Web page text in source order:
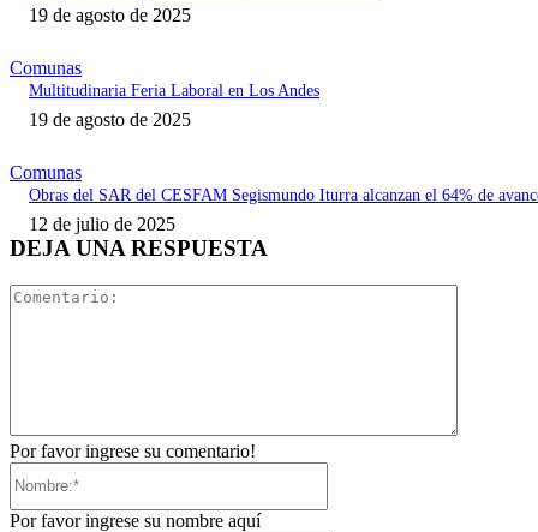
19 de agosto de 2025
Comunas
Multitudinaria Feria Laboral en Los Andes
19 de agosto de 2025
Comunas
Obras del SAR del CESFAM Segismundo Iturra alcanzan el 64% de
12 de julio de 2025
DEJA UNA RESPUESTA
Por favor ingrese su comentario!
Por favor ingrese su nombre aquí